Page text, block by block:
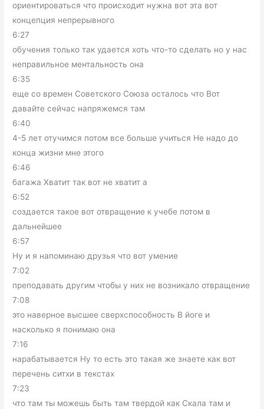
ориентироваться что происходит нужна вот эта вот
концепция непрерывного
6:27
обучения только так удается хоть что-то сделать но у нас
неправильное ментальность она
6:35
еще со времен Советского Союза осталось что Вот
давайте сейчас напряжемся там
6:40
4-5 лет отучимся потом все больше учиться Не надо до
конца жизни мне этого
6:46
багажа Хватит так вот не хватит а
6:52
создается такое вот отвращение к учебе потом в
дальнейшее
6:57
Ну и я напоминаю друзья что вот умение
7:02
преподавать другим чтобы у них не возникало отвращение
7:08
это наверное высшее сверхспособность В йоге и
насколько я понимаю она
7:16
нарабатывается Ну то есть это такая же знаете как вот
перечень ситхи в текстах
7:23
что там ты можешь быть там твердой как Скала там и